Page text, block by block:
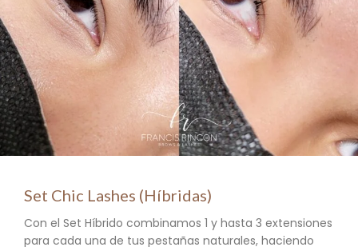
Set Chic Lashes (Híbridas)
Con el Set Híbrido combinamos 1 y hasta 3 extensiones
para cada una de tus pestañas naturales, haciendo